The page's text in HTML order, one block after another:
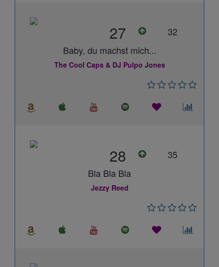
27
32
Baby, du machst mich...
The Cool Caps & DJ Pulpo Jones
28
35
Bla Bla Bla
Jezzy Reed